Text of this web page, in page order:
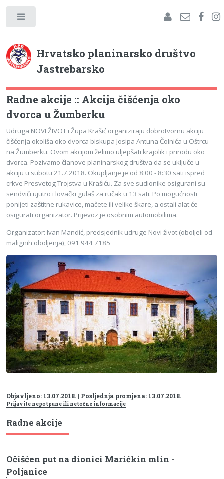
Hrvatsko planinarsko društvo
Jastrebarsko
Radne akcije :: Akcija čišćenja oko
dvorca u Žumberku
Udruga NOVI ŽIVOT i Župa Krašić organiziraju dobrotvornu akciju
čišćenja okoliša oko dvorca biskupa Josipa Antuna Čolnića u Oštrcu
na Žumberku. Ovom akcijom želimo uljepšati krajolik i prirodu oko
dvorca. Pozivamo članove planinarskog društva da se uključe u
akciju u subotu 21.7.2018. Okupljanje je od 8:00 - 8:30 sati ispred
crkve Presvetog Trojstva u Krašiću. Za sve sudionike osigurani su
sendviči ujutro i lovački gulaš za ručak u 13 sati. Po mogućnosti
ponijeti zaštitne rukavice, mačete ili velike škare, a ostali alat će
osigurati organizator. Prijevoz je osobnim automobilima.
Organizator: Ivan Mandić, predsjednik udruge Novi život (oboljeli od
malignih oboljenja), 091 944 7185
Objavljeno: 13.07.2018. | Posljednja promjena: 13.07.2018.
Prijavite nepotpune ili netočne informacije
Radne akcije
Očišćen put na dionici Marićkin mlin -
Poljanice